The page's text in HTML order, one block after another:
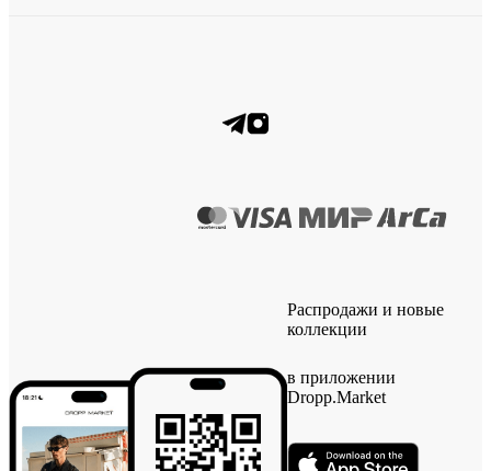
Распродажи и новые
коллекции
в приложении
Dropp.Market